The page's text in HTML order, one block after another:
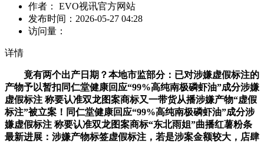
作者： EVO视讯官方网站
发布时间： 2026-05-27 04:28
访问量：
详情
竟有两个出产日期？本地市监部分：已对涉嫌虚假标注的
产物予以暂扣同仁堂健康回应“99%高纯南极磷虾油”成分涉嫌
虚假标注 称要认准双龙图案商标又一带货从播涉嫌产物“虚假
标注”被立案！同仁堂健康回应“99%高纯南极磷虾油”成分涉
嫌虚假标注 称要认准双龙图案商标“东北雨姐”曲播红薯粉条
最新进展：涉嫌产物标签虚假标注，若是涉案金额较大，店肆